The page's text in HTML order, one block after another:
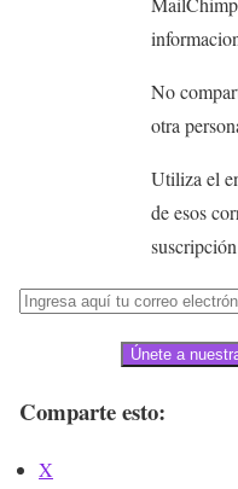
No
otra
Utiliza el
de esos
Únete a
Comparte esto:
X